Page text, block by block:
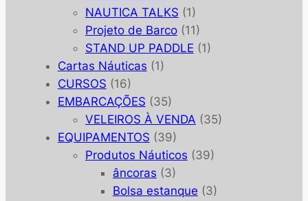
NAUTICA TALKS (1)
Projeto de Barco(11)
STAND UP PADDLE (1)
Cartas Náuticas (1)
CURSOS (16)
EMBARCAÇÕES (35)
VELEIROS À VENDA (35)
EQUIPAMENTOS (39)
Produtos Náuticos (39)
âncoras (3)
Bolsa estanque (3)